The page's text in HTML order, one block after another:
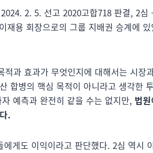
2. 5. 선고 2020고합718 판결, 2심
용 회장으로의 그룹 지배권 승계에
과 효과가 무엇인지에 대해서는 시장
합병의 핵심 목적이 아니라고 생각한
예측과 완전히 같을 수는 없지만, 법
.
게도 이익이라고 판단했다. 2심 역시